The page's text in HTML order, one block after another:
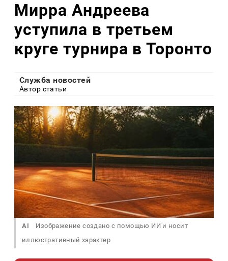
Мирра Андреева
уступила в третьем
круге турнира в Торонто
Служба новостей
Автор статьи
AI
Изображение создано с помощью ИИ и носит
иллюстративный характер